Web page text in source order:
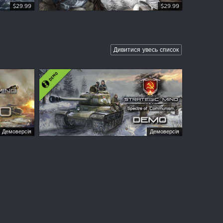
$29.99 $29.99
Дивитися увесь список
Демоверсія Демоверсія